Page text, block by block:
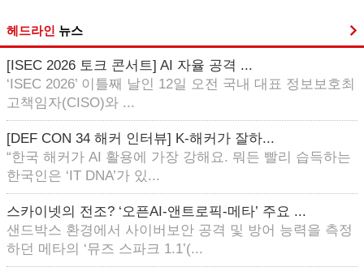
헤드라인 뉴스
[ISEC 2026 토크 콘서트] AI 자율 공격 ...
‘ISEC 2026’ 이틀째 날인 12일 오전 국내 대표 정보보호최
고책임자(CISO)와 ...
[DEF CON 34 해커 인터뷰] K-해커가 잘하...
“한국 해커가 AI 활용에 가장 강해요. 뭐든 빨리 습득하는
한국인은 ‘IT DNA’가 있...
스카이넷의 전조? ‘오픈AI-앤트로픽-메타’ 주요 ...
샌드박스 환경에서 사이버보안 공격 및 방어 능력을 측정
하던 메타의 ‘뮤즈 스파크 1.1’(...